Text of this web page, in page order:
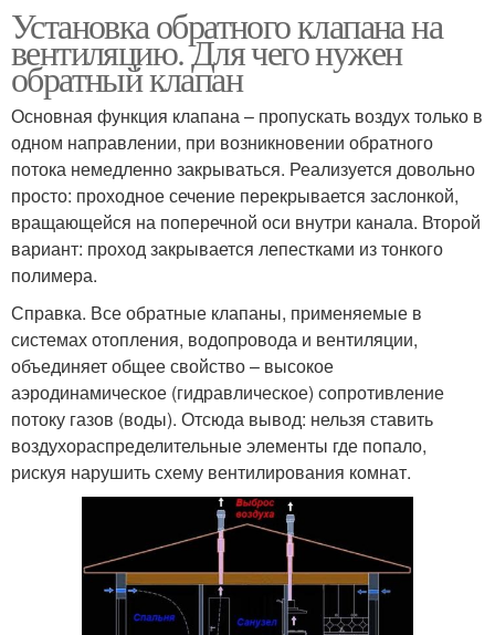
Установка обратного клапана на
вентиляцию. Для чего нужен
обратный клапан
Основная функция клапана – пропускать воздух только в
одном направлении, при возникновении обратного
потока немедленно закрываться. Реализуется довольно
просто: проходное сечение перекрывается заслонкой,
вращающейся на поперечной оси внутри канала. Второй
вариант: проход закрывается лепестками из тонкого
полимера.
Справка. Все обратные клапаны, применяемые в
системах отопления, водопровода и вентиляции,
объединяет общее свойство – высокое
аэродинамическое (гидравлическое) сопротивление
потоку газов (воды). Отсюда вывод: нельзя ставить
воздухораспределительные элементы где попало,
рискуя нарушить схему вентилирования комнат.